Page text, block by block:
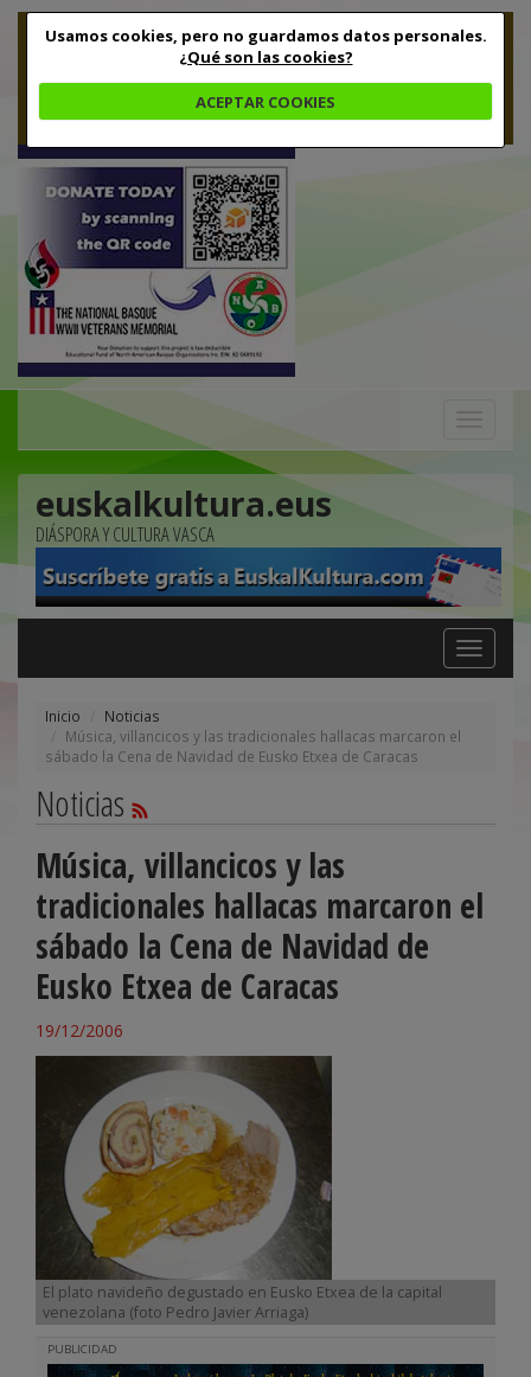
Usamos cookies, pero no guardamos datos personales.
¿Qué son las cookies?
ACEPTAR COOKIES
euskalkultura.eus
DIÁSPORA Y CULTURA VASCA
Toggle
navigation
Inicio
Noticias
Música, villancicos y las tradicionales hallacas marcaron el
sábado la Cena de Navidad de Eusko Etxea de Caracas
Noticias
Música, villancicos y las
tradicionales hallacas marcaron el
sábado la Cena de Navidad de
Eusko Etxea de Caracas
19/12/2006
El plato navideño degustado en Eusko Etxea de la capital
venezolana (foto Pedro Javier Arriaga)
PUBLICIDAD